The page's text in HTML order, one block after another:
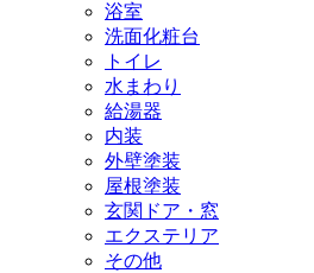
浴室
洗面化粧台
トイレ
水まわり
給湯器
内装
外壁塗装
屋根塗装
玄関ドア・窓
エクステリア
その他